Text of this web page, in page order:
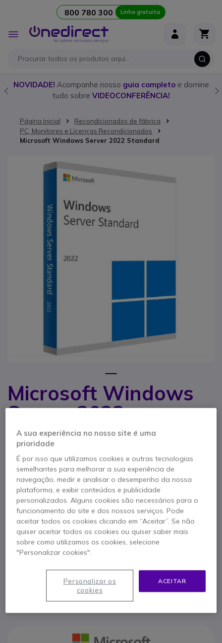
800 780 300 Linha gratuita
Alternar
Nav
NOVIDADE! Acompanhe nosso guia completoe domine
tudo sobre VIDEOCONFERÊNCIA!
Página inicial
Recondicionados de fábrica
PC, Monitores e Licenças Recondicionados
Microsoft Windows Server 2022 Standard
Microsoft Windows
Server 2022
Standard
DG7GMGF0D5RK-0005
Licença 16 núcleos para empresas com
virtualização, segurança avançada e gestão
híbrida.
RECONDICIONADO
658,95 € s/iva 810,51 € Iva Incl.
Qtd
ADICIONAR AO CARRINHO
ORÇAMENTO EM 4 HORAS
Saltar para o final da Galeria de imagens
Saltar para o início da Galeria de imagens
A sua experiência no nosso site é uma
prioridade
É por isso que utilizamos cookies e outras tecnologias
semelhantes para melhorar a sua experiência de
navegação, medir e analisar o desempenho da nossa
plataforma, e exibir conteúdos e publicidade
personalizados. Alguns cookies são necessários para o
funcionamento do site e dos nossos serviços. Pode
aceitar todos os cookies clicando em “Aceitar”. Se não
quiser aceitar todos os cookies ou quiser saber mais
sobre como utilizamos os cookies, selecione
"Personalizar cookies".
ACEITAR
Personalizar os
cookies